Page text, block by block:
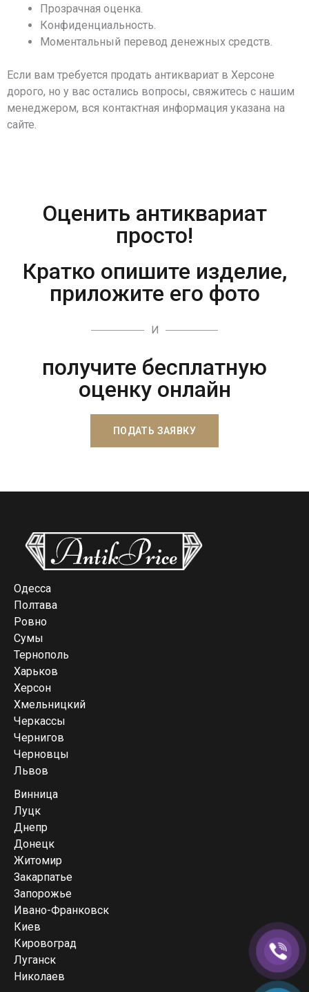
Прозрачная оценка.
Конфиденциальность.
Моментальный перевод денежных средств.
Если вам требуется продать антиквариат в Херсоне
дорого, но у вас остались вопросы, свяжитесь с нашим
менеджером, вся контактная информация указана на
сайте.
Оценить антиквариат
просто!
Кратко опишите изделие,
приложите его фото
И
получите бесплатную
оценку онлайн
ПОДАТЬ ЗАЯВКУ
Одесса
Полтава
Ровно
Сумы
Тернополь
Харьков
Херсон
Хмельницкий
Черкассы
Чернигов
Черновцы
Львов
Винница
Луцк
Днепр
Донецк
Житомир
Закарпатье
Запорожье
Ивано-Франковск
Киев
Кировоград
Луганск
Николаев